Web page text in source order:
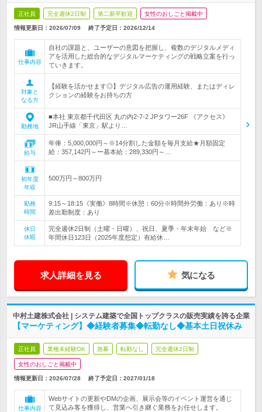
正社員 完全週休2日制 第二新卒歓迎 女性のおしごと掲載中
情報更新日：2026/07/09 終了予定日： 2026/12/14
仕事内容
自社の課題と、ユーザーの意図を把握し、複数のデジタルメディ
アを活用した総合的なデジタルマーケティングの戦略立案を行っ
ていきます。
対象と
なる方
【経験を活かせます◎】デジタル広告の運用経験、またはディレ
クションの経験をお持ちの方
勤務地
■本社 東京都千代田区 丸の内2-7-2 JPタワー26F 《アクセス》
JR山手線「東京」駅より…
給与
年俸：5,000,000円～※14分割した金額を毎月支給★月額固定
給：357,142円～ー基本給：289,330円～…
初年度
年収
500万円～800万円
勤務
時間
9:15～18:15《実働》8時間※休憩：60分※時間外労働：あり※時
差出勤制度：あり
休日
休暇
完全週休2日制（土曜・日曜）、祝日、夏季・年末年始 など※
年間休日123日（2025年度想定）有給休…
求人詳細を見る 気になる
中村土建株式会社 | システム建築で全国トップクラスの販売実績を誇る企業
【マーケティング】◆経験者募集◆転勤なし◆基本土日祝休み
正社員 業種未経験OK 急募 転勤なし 完全週休2日制
女性のおしごと掲載中
情報更新日：2026/07/28 終了予定日： 2027/01/18
仕事内容
Webサイトの更新やDMの企画、展示会等のイベント運営を通じ
て見込み客を獲得し、営業へ引き継ぐ業務をお任せします。